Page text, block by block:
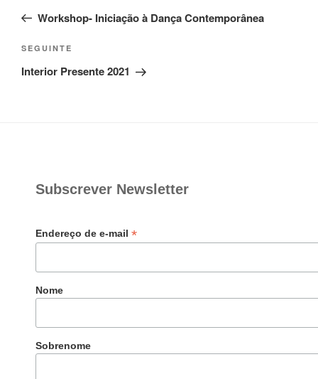
artigos
anterior
Workshop- Iniciação à Dança Contemporânea
Conteúdo
seguinte
SEGUINTE
Interior Presente 2021
Subscrever Newsletter
Endereço de e-mail *
Nome
Sobrenome